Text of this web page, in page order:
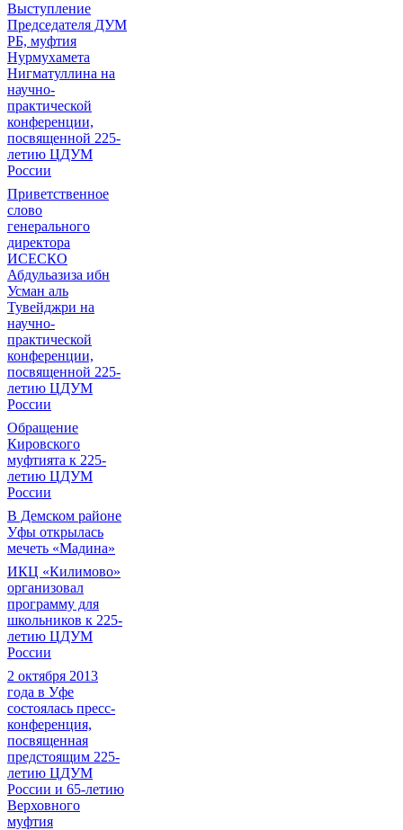
Выступление
Председателя ДУМ
РБ, муфтия
Нурмухамета
Нигматуллина на
научно-
практической
конференции,
посвященной 225-
летию ЦДУМ
России
Приветственное
слово
генерального
директора
ИСЕСКО
Абдульазиза ибн
Усман аль
Тувейджри на
научно-
практической
конференции,
посвященной 225-
летию ЦДУМ
России
Обращение
Кировского
муфтията к 225-
летию ЦДУМ
России
В Демском районе
Уфы открылась
мечеть «Мадина»
ИКЦ «Килимово»
организовал
программу для
школьников к 225-
летию ЦДУМ
России
2 октября 2013
года в Уфе
состоялась пресс-
конференция,
посвященная
предстоящим 225-
летию ЦДУМ
России и 65-летию
Верховного
муфтия